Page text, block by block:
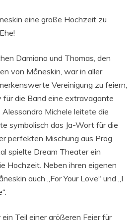
eine große Hochzeit zu
Damiano und Thomas, den
von Måneskin, war in aller
Vereinigung zu feiern,
die Band eine extravagante
Michele leitete die
symbolisch das Ja-Wort für die
perfekten Mischung aus Prog
spielte Dream Theater ein
Hochzeit. Neben ihren eigenen
auch „For Your Love“ und „I
Teil einer größeren Feier für